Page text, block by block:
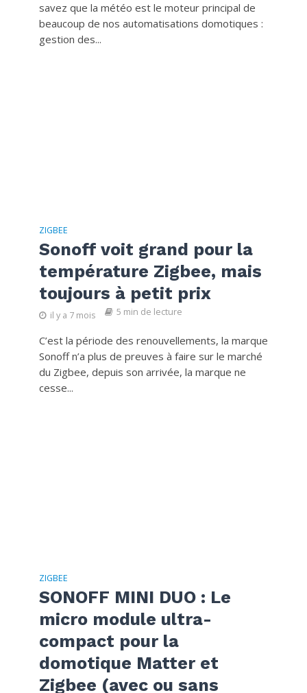
savez que la météo est le moteur principal de
beaucoup de nos automatisations domotiques :
gestion des...
ZIGBEE
Sonoff voit grand pour la
température Zigbee, mais
toujours à petit prix
il y a 7 mois 5 min de lecture
C’est la période des renouvellements, la marque
Sonoff n’a plus de preuves à faire sur le marché
du Zigbee, depuis son arrivée, la marque ne
cesse...
ZIGBEE
SONOFF MINI DUO : Le
micro module ultra-
compact pour la
domotique Matter et
Zigbee (avec ou sans